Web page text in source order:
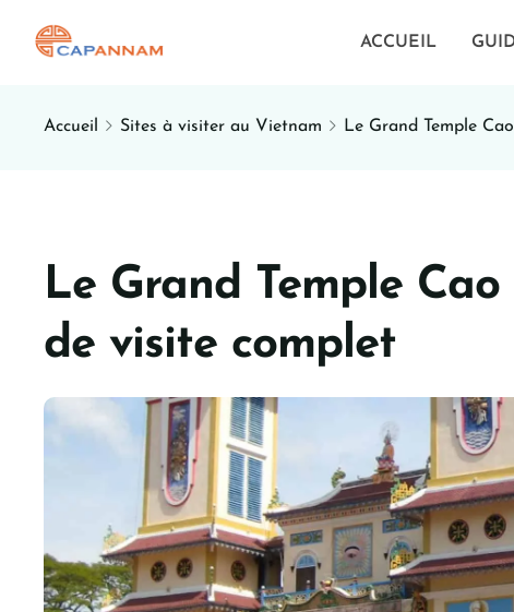
ACCUEIL
Accueil Sites à visiter au Vietnam Le Grand Temple
Le Grand Temple
de visite complet